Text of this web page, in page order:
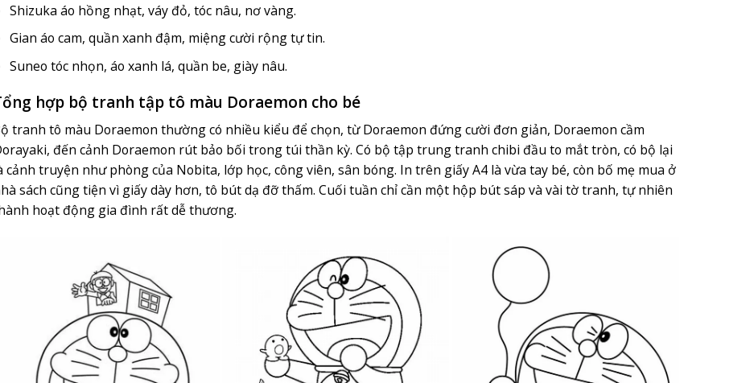
Shizuka áo hồng nhạt, váy đỏ, tóc nâu, nơ vàng.
Gian áo cam, quần xanh đậm, miệng cười rộng tự tin.
Suneo tóc nhọn, áo xanh lá, quần be, giày nâu.
hợp bộ tranh tập tô màu Doraemon cho bé
tranh tô màu Doraemon thường có nhiều kiểu để chọn, từ Doraemon đứng cười đơn giản, Doraemon cầm
đến cảnh Doraemon rút bảo bối trong túi thần kỳ. Có bộ tập trung tranh chibi đầu to mắt tròn, có bộ lại
cảnh truyện như phòng của Nobita, lớp học, công viên, sân bóng. In trên giấy A4 là vừa tay bé, còn bố mẹ mua ở
sách cũng tiện vì giấy dày hơn, tô bút dạ đỡ thấm. Cuối tuần chỉ cần một hộp bút sáp và vài tờ tranh, tự nhiên
hoạt động gia đình rất dễ thương.